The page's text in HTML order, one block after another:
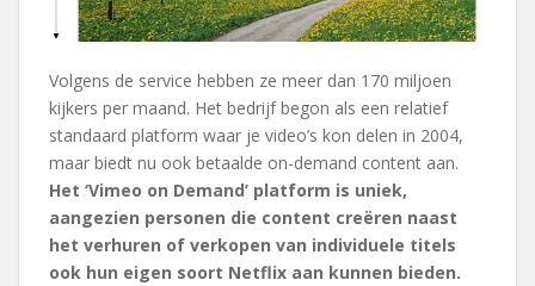
Volgens de service hebben ze meer dan 170 miljoen
kijkers per maand. Het bedrijf begon als een relatief
standaard platform waar je video’s kon delen in 2004,
maar biedt nu ook betaalde on-demand content aan.
Het ‘Vimeo on Demand’ platform is uniek,
aangezien personen die content creëren naast
het verhuren of verkopen van individuele titels
ook hun eigen soort Netflix aan kunnen bieden.